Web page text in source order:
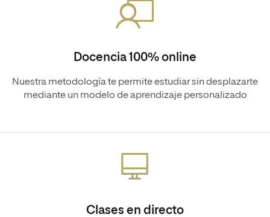
Docencia 100% online
Nuestra metodología te permite estudiar sin desplazarte
mediante un modelo de aprendizaje personalizado
Clases en directo